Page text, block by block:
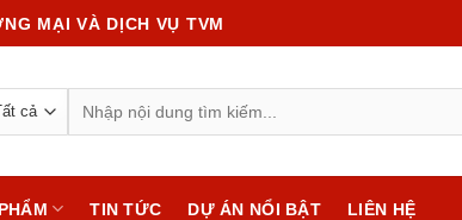
MẠI VÀ DỊCH VỤ TVM
for:
TIN TỨC DỰ ÁN NỔI BẬT LIÊN HỆ